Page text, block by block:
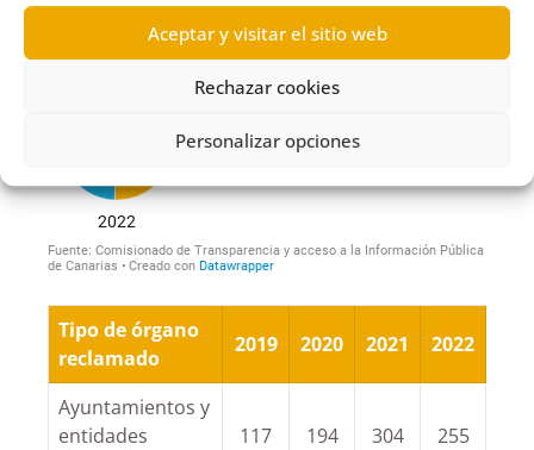
Aceptar y visitar el sitio web
Rechazar cookies
Personalizar opciones
Tipo de órgano
reclamado
2019 2020 2021 2022
Ayuntamientos y
entidades
117 194 304 255